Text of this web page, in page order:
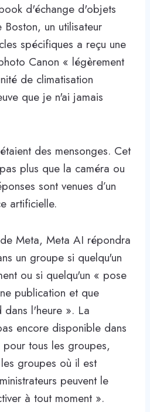
d'échange d'objets
un utilisateur
spécifiques a reçu une
Canon « légèrement
de climatisation
que je n'ai jamais
des mensonges. Cet
plus que la caméra ou
sont venues d’un
artificielle.
Meta, Meta AI répondra
un groupe si quelqu'un
ou si quelqu'un « pose
publication et que
dans l'heure ». La
encore disponible dans
tous les groupes,
groupes où il est
peuvent le
à tout moment ».